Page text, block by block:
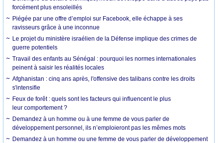
forcément plus ensoleillés
Piégée par une offre d’emploi sur Facebook, elle échappe à ses
ravisseurs grâce à une inconnue
Le projet du ministère israélien de la Défense implique des crimes de
guerre potentiels
Travail des enfants au Sénégal : pourquoi les normes internationales
peinent à saisir les réalités locales
Afghanistan : cinq ans après, l'offensive des talibans contre les droits
s'intensifie
Feux de forêt : quels sont les facteurs qui influencent le plus
leur comportement ?
Demandez à un homme ou à une femme de vous parler de
développement personnel, ils n’emploieront pas les mêmes mots
Demandez à un homme ou une femme de vous parler de développement